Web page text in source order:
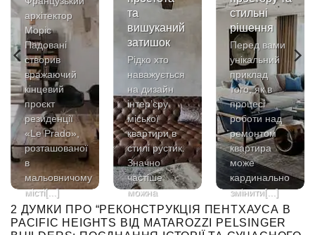
архітектор
Моріс
Падовані
створив
вражаючий
кінцевий
проєкт
резиденції
«Le Prado»,
розташованої
в
мальовничому
місті[...]
та
вишуканий
затишок
Рідко хто
наважується
на дизайн
інтер’єру
міської
квартири в
стилі рустик.
Значно
частіше
можна
зустріти[...]
стильні
рішення
Перед вами
унікальний
приклад
того, як в
процесі
роботи над
ремонтом
квартира
може
кардинально
змінити[...]
2 ДУМКИ ПРО “РЕКОНСТРУКЦІЯ ПЕНТХАУСА В
PACIFIC HEIGHTS ВІД MATAROZZI PELSINGER